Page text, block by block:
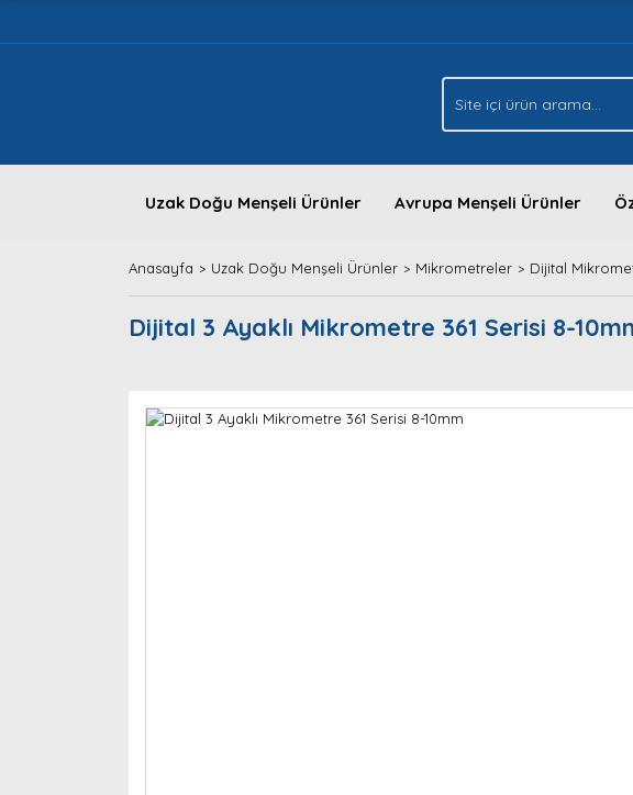
Uzak Doğu Menşeli Ürünler Avrupa Menşeli Ürünler
Anasayfa Uzak Doğu Menşeli Ürünler Mikrometreler Dijital
Dijital 3 Ayaklı Mikrometre 361 Serisi 8-